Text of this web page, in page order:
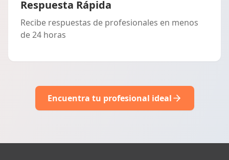
Respuesta Rápida
Recibe respuestas de profesionales en menos
de 24 horas
Encuentra tu profesional ideal